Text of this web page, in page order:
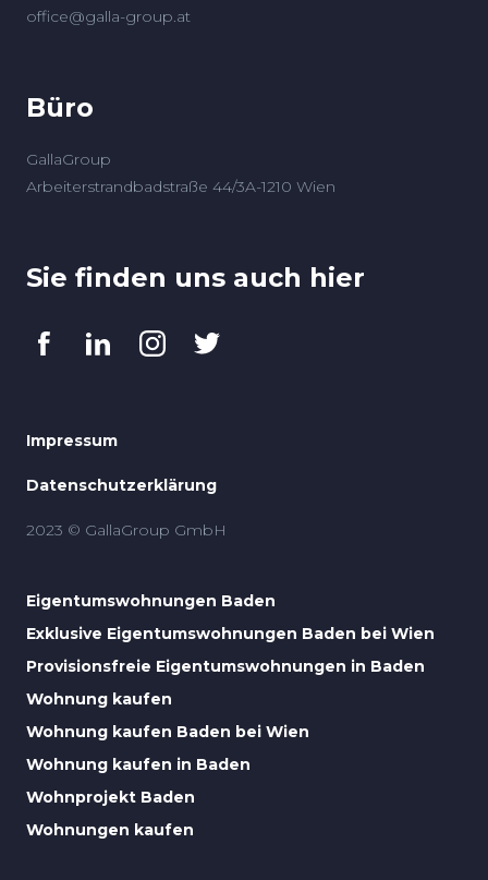
office@galla-group.at
Büro
GallaGroup
Arbeiterstrandbadstraße 44/3A-1210 Wien
Sie finden uns auch hier
Impressum
Datenschutzerklärung
2023 © GallaGroup GmbH
Eigentumswohnungen Baden
Exklusive Eigentumswohnungen Baden bei Wien
Provisionsfreie Eigentumswohnungen in Baden
Wohnung kaufen
Wohnung kaufen Baden bei Wien
Wohnung kaufen in Baden
Wohnprojekt Baden
Wohnungen kaufen